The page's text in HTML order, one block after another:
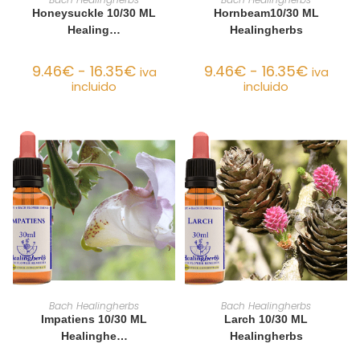
Honeysuckle 10/30 ML
Healing…
9.46€ - 16.35€ iva
incluido
Hornbeam10/30 ML
Healingherbs
9.46€ - 16.35€ iva
incluido
SELECCIONAR OPCIONES
Bach Healingherbs
Impatiens 10/30 ML
Healinghe…
SELECCIONAR OPCIONES
Bach Healingherbs
Larch 10/30 ML
Healingherbs